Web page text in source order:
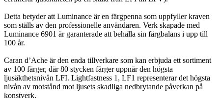
Detta betyder att Luminance är en färgpenna som uppfyller kraven
som ställs av den professionelle användaren. Verk skapade med
Luminance 6901 är garanterade att behålla sin färgbalans i upp till
100 år.
Caran d’Ache är den enda tillverkare som kan erbjuda ett sortiment
av 100 färger, där 80 stycken färger uppnår den högsta
ljusäkthetsnivån LFI. Lightfastness 1, LF1 representerar det högsta
nivån av motstånd mot ljusets skadliga nedbrytande påverkan på
konstverk.